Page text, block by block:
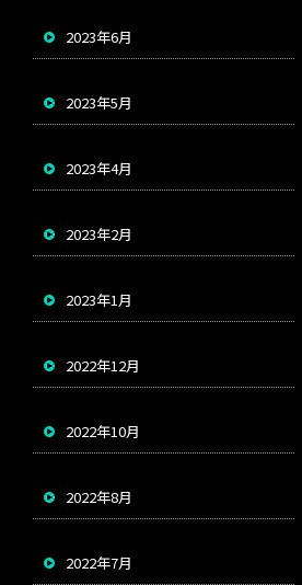
2023年6月
2023年5月
2023年4月
2023年2月
2023年1月
2022年12月
2022年10月
2022年8月
2022年7月